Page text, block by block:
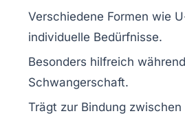
Verschiedene Formen wie
individuelle Bedürfnisse.
Besonders hilfreich
Schwangerschaft.
Trägt zur Bindung zwischen